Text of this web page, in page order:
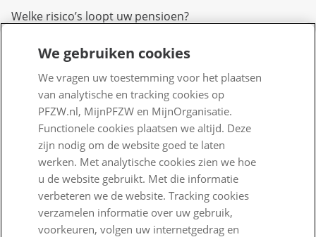
Welke risico’s loopt uw pensioen?
Over PFZW
Wij zijn PFZW
Beleggen voor een goed pensioen
Nieuwe regels voor pensioen
Zo staan we ervoor
Nieuws
Voor de pers
We gebruiken cookies
We vragen uw toestemming voor het plaatsen
van analytische en tracking cookies op
PFZW.nl, MijnPFZW en MijnOrganisatie.
Functionele cookies plaatsen we altijd. Deze
zijn nodig om de website goed te laten
werken. Met analytische cookies zien we hoe
u de website gebruikt. Met die informatie
verbeteren we de website. Tracking cookies
verzamelen informatie over uw gebruik,
voorkeuren, volgen uw internetgedrag en